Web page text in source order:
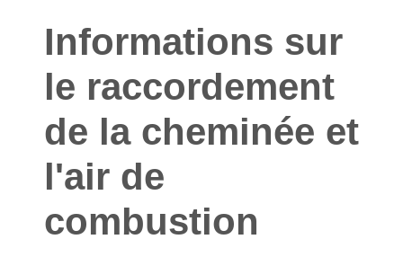
Informations sur
le raccordement
de la cheminée et
l'air de
combustion